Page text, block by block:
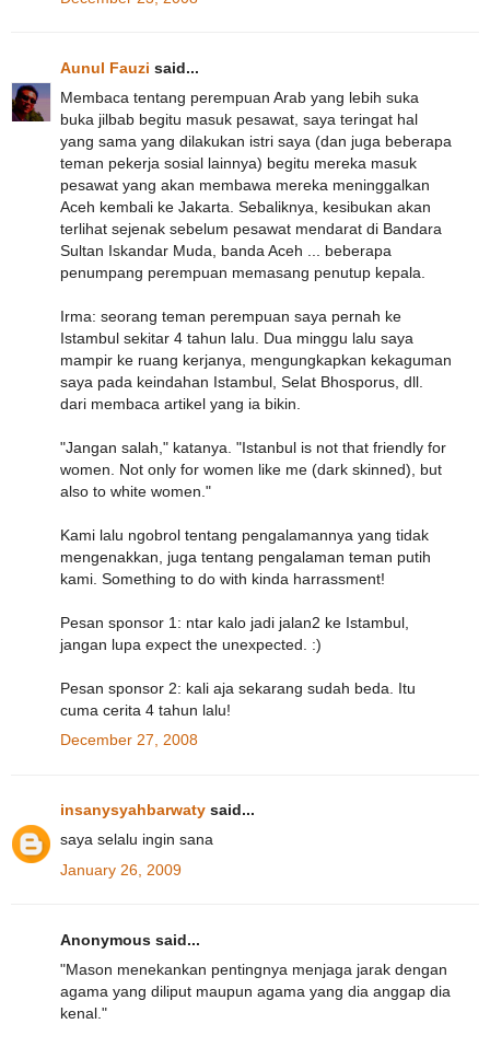
Aunul Fauzi said...
Membaca tentang perempuan Arab yang lebih suka
buka jilbab begitu masuk pesawat, saya teringat hal
yang sama yang dilakukan istri saya (dan juga beberapa
teman pekerja sosial lainnya) begitu mereka masuk
pesawat yang akan membawa mereka meninggalkan
Aceh kembali ke Jakarta. Sebaliknya, kesibukan akan
terlihat sejenak sebelum pesawat mendarat di Bandara
Sultan Iskandar Muda, banda Aceh ... beberapa
penumpang perempuan memasang penutup kepala.
Irma: seorang teman perempuan saya pernah ke
Istambul sekitar 4 tahun lalu. Dua minggu lalu saya
mampir ke ruang kerjanya, mengungkapkan kekaguman
saya pada keindahan Istambul, Selat Bhosporus, dll.
dari membaca artikel yang ia bikin.
"Jangan salah," katanya. "Istanbul is not that friendly for
women. Not only for women like me (dark skinned), but
also to white women."
Kami lalu ngobrol tentang pengalamannya yang tidak
mengenakkan, juga tentang pengalaman teman putih
kami. Something to do with kinda harrassment!
Pesan sponsor 1: ntar kalo jadi jalan2 ke Istambul,
jangan lupa expect the unexpected. :)
Pesan sponsor 2: kali aja sekarang sudah beda. Itu
cuma cerita 4 tahun lalu!
December 27, 2008
insanysyahbarwaty said...
saya selalu ingin sana
January 26, 2009
Anonymous said...
"Mason menekankan pentingnya menjaga jarak dengan
agama yang diliput maupun agama yang dia anggap dia
kenal."